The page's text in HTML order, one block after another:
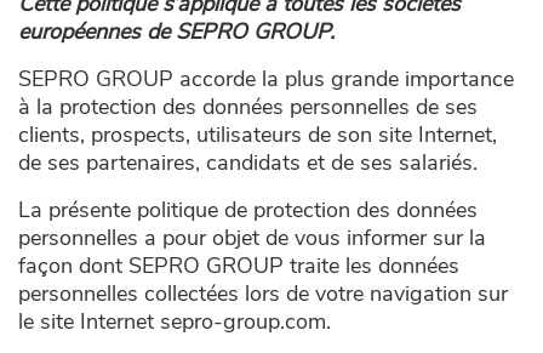
européennes de SEPRO GROUP.
SEPRO GROUP accorde la plus grande importance
à la protection des données personnelles de ses
clients, prospects, utilisateurs de son site Internet,
de ses partenaires, candidats et de ses salariés.
La présente politique de protection des données
personnelles a pour objet de vous informer sur la
façon dont SEPRO GROUP traite les données
personnelles collectées lors de votre navigation sur
le site Internet sepro-group.com.